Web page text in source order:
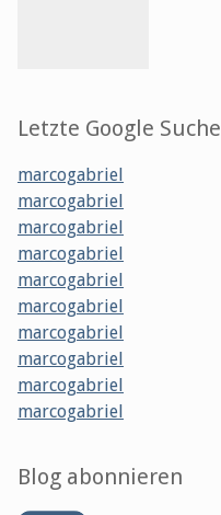
Letzte Google Suche
marcogabriel
marcogabriel
marcogabriel
marcogabriel
marcogabriel
marcogabriel
marcogabriel
marcogabriel
marcogabriel
marcogabriel
Blog abonnieren